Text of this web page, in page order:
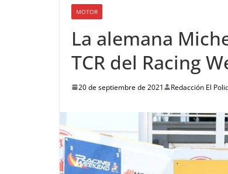
MOTOR
La alemana
TCR del Racing
20 de septiembre de 2021 Redacción El